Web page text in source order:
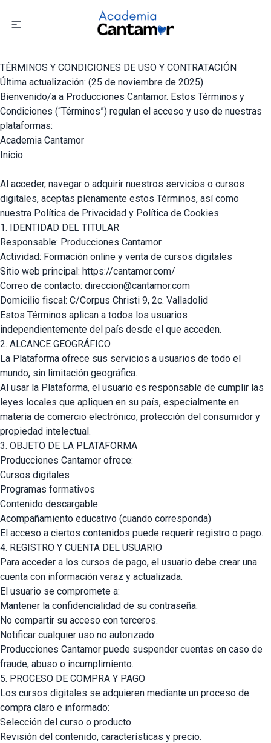
TÉRMINOS Y CONDICIONES DE USO Y CONTRATACIÓN
Última actualización: (25 de noviembre de 2025)
Bienvenido/a a Producciones Cantamor. Estos Términos y
Condiciones (“Términos”) regulan el acceso y uso de nuestras
plataformas:
Academia Cantamor
Inicio
Al acceder, navegar o adquirir nuestros servicios o cursos
digitales, aceptas plenamente estos Términos, así como
nuestra Política de Privacidad y Política de Cookies.
1. IDENTIDAD DEL TITULAR
Responsable: Producciones Cantamor
Actividad: Formación online y venta de cursos digitales
Sitio web principal: https://cantamor.com/
Correo de contacto: direccion@cantamor.com
Domicilio fiscal: C/Corpus Christi 9, 2c. Valladolid
Estos Términos aplican a todos los usuarios
independientemente del país desde el que acceden.
2. ALCANCE GEOGRÁFICO
La Plataforma ofrece sus servicios a usuarios de todo el
mundo, sin limitación geográfica.
Al usar la Plataforma, el usuario es responsable de cumplir las
leyes locales que apliquen en su país, especialmente en
materia de comercio electrónico, protección del consumidor y
propiedad intelectual.
3. OBJETO DE LA PLATAFORMA
Producciones Cantamor ofrece:
Cursos digitales
Programas formativos
Contenido descargable
Acompañamiento educativo (cuando corresponda)
El acceso a ciertos contenidos puede requerir registro o pago.
4. REGISTRO Y CUENTA DEL USUARIO
Para acceder a los cursos de pago, el usuario debe crear una
cuenta con información veraz y actualizada.
El usuario se compromete a:
Mantener la confidencialidad de su contraseña.
No compartir su acceso con terceros.
Notificar cualquier uso no autorizado.
Producciones Cantamor puede suspender cuentas en caso de
fraude, abuso o incumplimiento.
5. PROCESO DE COMPRA Y PAGO
Los cursos digitales se adquieren mediante un proceso de
compra claro e informado:
Selección del curso o producto.
Revisión del contenido, características y precio.